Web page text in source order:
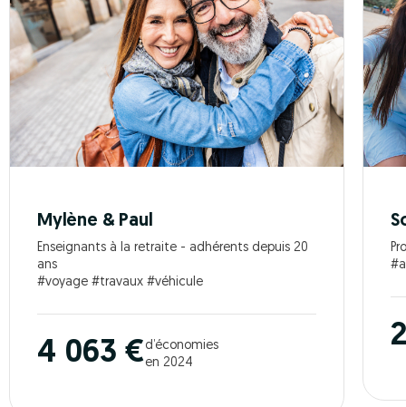
Mylène & Paul
Enseignants à la retraite - adhérents depuis 20
ans
#voyage #travaux #véhicule
4 063 €d’économies
en 2024